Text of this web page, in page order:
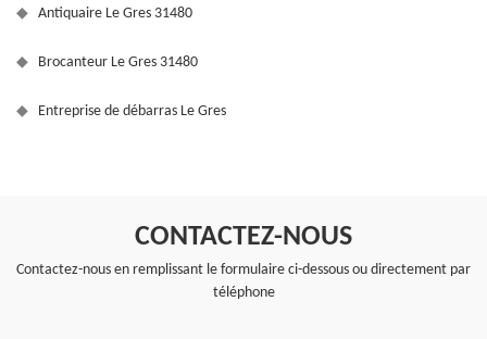
Antiquaire Le Gres 31480
Brocanteur Le Gres 31480
Entreprise de débarras Le Gres
CONTACTEZ-NOUS
Contactez-nous en remplissant le formulaire ci-dessous ou directement par
téléphone